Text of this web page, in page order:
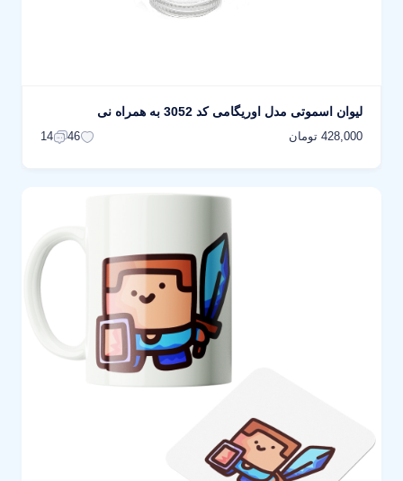
لیوان اسموتی مدل اوریگامی کد 3052 به همراه نی
428,000 تومان 46
14